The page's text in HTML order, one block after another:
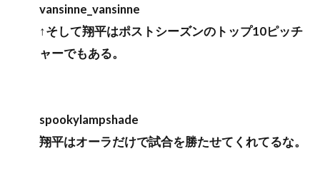
vansinne_vansinne
↑そして翔平はポストシーズンのトップ10ピッチ
ャーでもある。
spookylampshade
翔平はオーラだけで試合を勝たせてくれてるな。